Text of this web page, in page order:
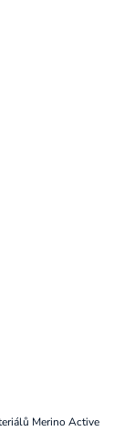
Merino Active